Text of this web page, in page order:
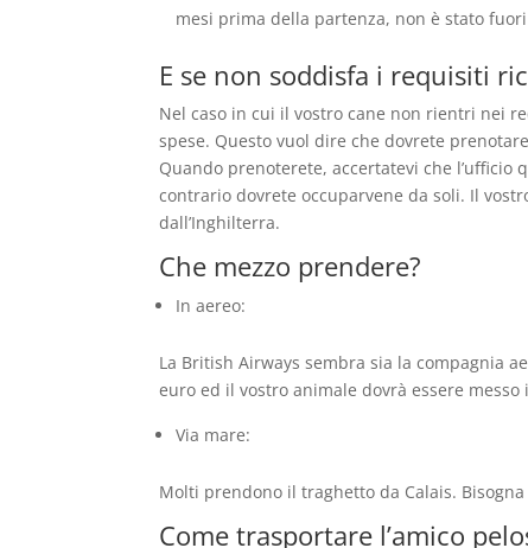
mesi prima della partenza, non è stato
E se non soddisfa i requisiti
Nel caso in cui il vostro cane non rientri nei
spese. Questo vuol dire che dovrete
Quando prenoterete, accertatevi che
contrario dovrete occuparvene da soli. Il
dall’Inghilterra.
Che mezzo prendere?
In aereo:
La British Airways sembra sia la compagnia
euro ed il vostro animale dovrà essere messo
Via mare:
Molti prendono il traghetto da Calais.
Come trasportare l’amico